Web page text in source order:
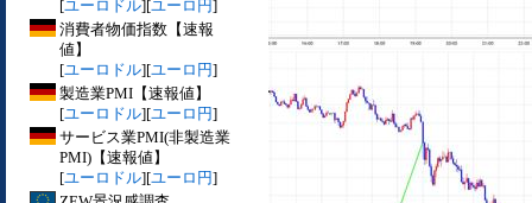
[ユーロドル][ユーロ円]
消費者物価指数【速報
値】
[ユーロドル][ユーロ円]
製造業PMI【速報値】
[ユーロドル][ユーロ円]
サービス業PMI(非製造業
PMI)【速報値】
[ユーロドル][ユーロ円]